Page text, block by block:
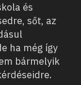
és
sőt, az
ha még így
bármelyik